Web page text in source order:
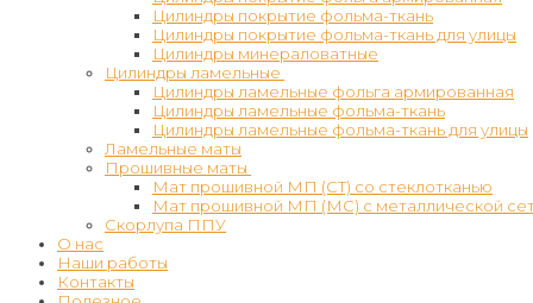
Цилиндры покрытие фольма-ткань
Цилиндры покрытие фольма-ткань для улицы
Цилиндры минераловатные
Цилиндры ламельные
Цилиндры ламельные фольга армированная
Цилиндры ламельные фольма-ткань
Цилиндры ламельные фольма-ткань для улицы
Ламельные маты
Прошивные маты
Мат прошивной МП (СТ) со стеклотканью
Мат прошивной МП (МС) с металлической
Скорлупа ППУ
О нас
Наши работы
Контакты